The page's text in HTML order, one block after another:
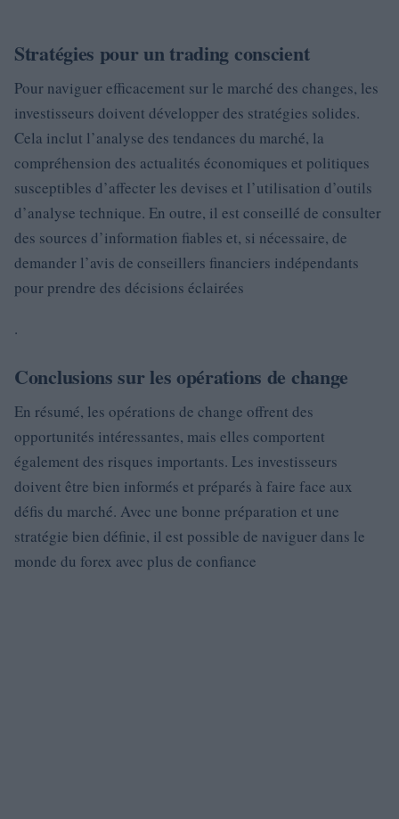
Stratégies pour un trading conscient
Pour naviguer efficacement sur le marché des changes, les
investisseurs doivent développer des stratégies solides.
Cela inclut l’analyse des tendances du marché, la
compréhension des actualités économiques et politiques
susceptibles d’affecter les devises et l’utilisation d’outils
d’analyse technique. En outre, il est conseillé de consulter
des sources d’information fiables et, si nécessaire, de
demander l’avis de conseillers financiers indépendants
pour prendre des décisions éclairées
.
Conclusions sur les opérations de change
En résumé, les opérations de change offrent des
opportunités intéressantes, mais elles comportent
également des risques importants. Les investisseurs
doivent être bien informés et préparés à faire face aux
défis du marché. Avec une bonne préparation et une
stratégie bien définie, il est possible de naviguer dans le
monde du forex avec plus de confiance